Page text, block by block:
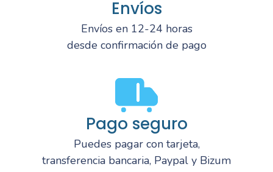
Envíos
Envíos en 12-24 horas
desde confirmación de pago
Pago seguro
Puedes pagar con tarjeta,
transferencia bancaria, Paypal y Bizum